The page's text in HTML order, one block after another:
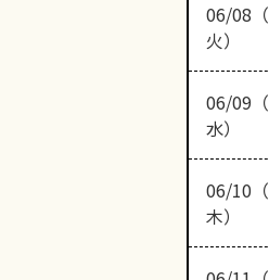
06/08（
火）
06/09（
水）
06/10（
木）